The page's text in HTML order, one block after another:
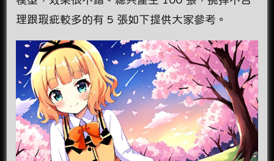
理跟瑕疵較多的有 5 張如下提供大家參考。